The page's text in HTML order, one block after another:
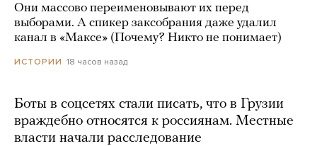
Они массово переименовывают их перед
выборами. А спикер заксобрания даже удалил
канал в «Максе» (Почему? Никто не понимает)
ИСТОРИИ 18 часов назад
Боты в соцсетях стали писать, что в Грузии
враждебно относятся к россиянам. Местные
власти начали расследование